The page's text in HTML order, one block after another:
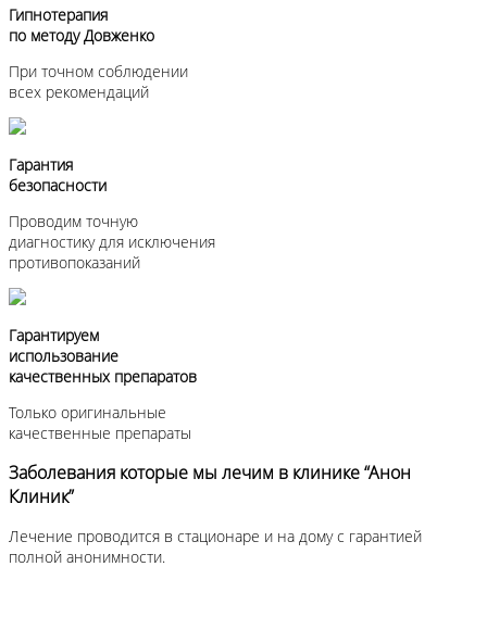
Гипнотерапия
по методу Довженко
При точном соблюдении
всех рекомендаций
Гарантия
безопасности
Проводим точную
диагностику для исключения
противопоказаний
Гарантируем
использование
качественных препаратов
Только оригинальные
качественные препараты
Заболевания которые мы лечим в клинике “Анон
Клиник”
Лечение проводится в стационаре и на дому с гарантией
полной анонимности.